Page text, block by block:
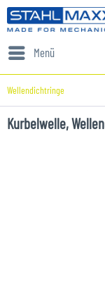
Menü
Wellendichtringe
Kurbelwelle,